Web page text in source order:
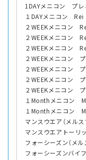
1DAYメニコン プ
１DAYメニコン Rei
２WEEKメニコン
２WEEKメニコン
２WEEKメニコン
２WEEKメニコン
２WEEKメニコン
２WEEKメニコン
２WEEKメニコン
１Monthメニコン
１Monthメニコン
マンスウエア（メルス
マンスウエアトーリ
フォーシーズン（メル
フォーシーズンバイ